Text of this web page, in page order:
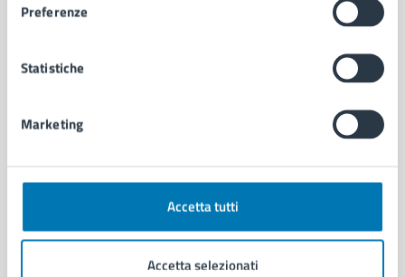
Preferenze
Statistiche
Marketing
Accetta tutti
Accetta selezionati
Comune di Napoli
AMMINISTRAZIONE
Organi di governo
Enti e fondazioni